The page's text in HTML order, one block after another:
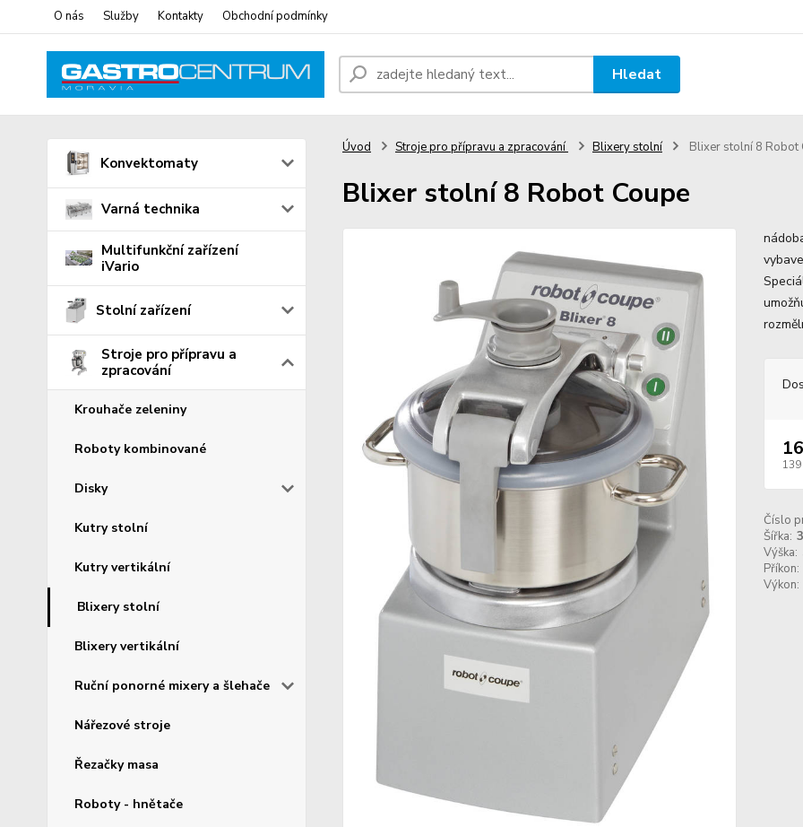
O nás Služby Kontakty Obchodní podmínky
Hledat
Konvektomaty
Varná technika
Multifunkční zařízení
iVario
Stolní zařízení
Stroje pro přípravu a
zpracování
Krouhače zeleniny
Roboty kombinované
Disky
Kutry stolní
Kutry vertikální
Blixery stolní
Blixery vertikální
Ruční ponorné mixery a šlehače
Nářezové stroje
Řezačky masa
Roboty - hnětače
Úvod Stroje pro přípravu a zpracování Blixery stolní Blixer stolní 8 Robot
Blixer stolní 8 Robot Coupe
Číslo
Šířka:
Výška:
Příkon:
Výkon: